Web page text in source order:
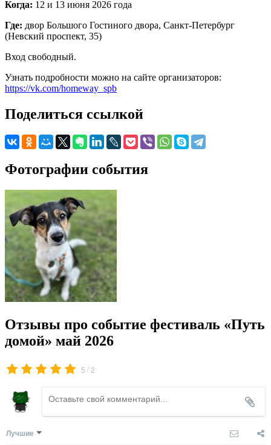
Когда: 12 и 13 июня 2026 года
Где: двор Большого Гостиного двора, Санкт‑Петербург
(Невский проспект, 35)
Вход свободный.
Узнать подробности можно на сайте организаторов:
https://vk.com/homeway_spb
Поделиться ссылкой
Фотографии события
Отзывы про событие фестиваль «Путь
домой» май 2026
5 /2
Лучшие